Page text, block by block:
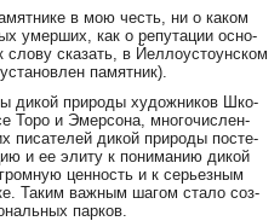
в мою честь, ни о ка­ком
умер­ших, как о ре­пу­та­ции ос­но­
сло­ву ска­зать, в Йел­ло­ус­то­у­нс­ком
па­мят­ник).
ди­кой при­ро­ды ху­дож­ни­ков Шко­
То­ро и Эмер­со­на, мно­го­чис­лен­
пи­са­те­лей ди­кой при­ро­ды пос­те­
и ее эли­ту к по­ни­ма­нию ди­кой
цен­ность и к серь­ез­ным
Та­ким важ­ным ша­гом ста­ло соз­
пар­ков.